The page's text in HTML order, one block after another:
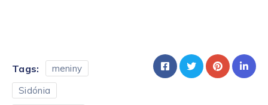
Tags:
meniny
Sidónia